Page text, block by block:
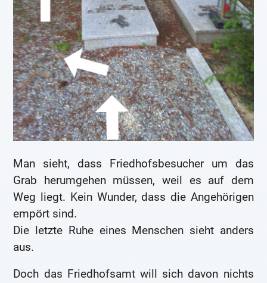
Man sieht, dass Friedhofsbesucher um das
Grab herumgehen müssen, weil es auf dem
Weg liegt. Kein Wunder, dass die Angehörigen
empört sind.
Die letzte Ruhe eines Menschen sieht anders
aus.
Doch das Friedhofsamt will sich davon nichts